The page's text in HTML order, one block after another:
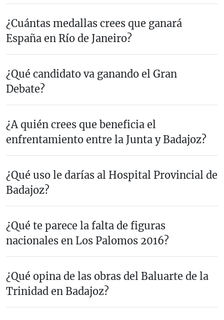
¿Cuántas medallas crees que ganará
España en Río de Janeiro?
¿Qué candidato va ganando el Gran
Debate?
¿A quién crees que beneficia el
enfrentamiento entre la Junta y Badajoz?
¿Qué uso le darías al Hospital Provincial de
Badajoz?
¿Qué te parece la falta de figuras
nacionales en Los Palomos 2016?
¿Qué opina de las obras del Baluarte de la
Trinidad en Badajoz?